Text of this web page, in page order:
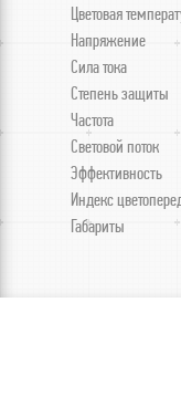
Цветовая
Напряжение
Сила тока
Степень защиты
Частота
Световой поток
Эффективность
Индекс
Габариты